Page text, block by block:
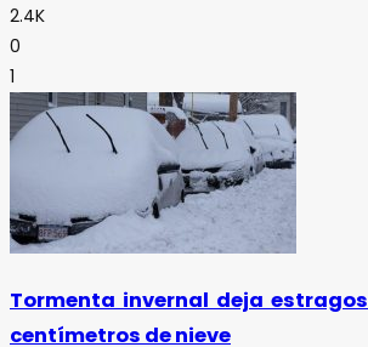
2.4K
0
1
Tormenta invernal deja estragos
centímetros de nieve